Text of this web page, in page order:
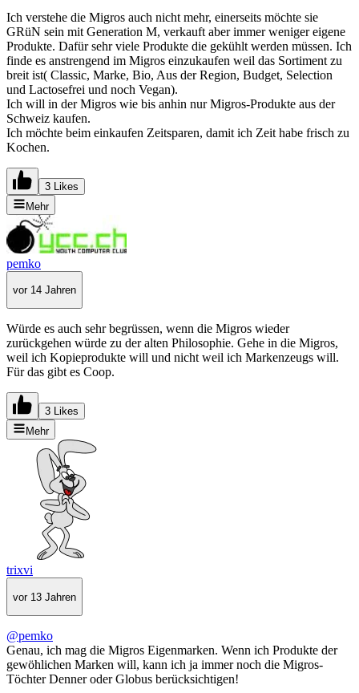
Ich verstehe die Migros auch nicht mehr, einerseits möchte sie
GRüN sein mit Generation M, verkauft aber immer weniger eigene
Produkte. Dafür sehr viele Produkte die gekühlt werden müssen. Ich
finde es anstrengend im Migros einzukaufen weil das Sortiment zu
breit ist( Classic, Marke, Bio, Aus der Region, Budget, Selection
und Lactosefrei und noch Vegan).
Ich will in der Migros wie bis anhin nur Migros-Produkte aus der
Schweiz kaufen.
Ich möchte beim einkaufen Zeitsparen, damit ich Zeit habe frisch zu
Kochen.
3 Likes
Mehr
pemko
vor 14 Jahren
Würde es auch sehr begrüssen, wenn die Migros wieder
zurückgehen würde zu der alten Philosophie. Gehe in die Migros,
weil ich Kopieprodukte will und nicht weil ich Markenzeugs will.
Für das gibt es Coop.
3 Likes
Mehr
trixvi
vor 13 Jahren
@pemko
Genau, ich mag die Migros Eigenmarken. Wenn ich Produkte der
gewöhlichen Marken will, kann ich ja immer noch die Migros-
Töchter Denner oder Globus berücksichtigen!